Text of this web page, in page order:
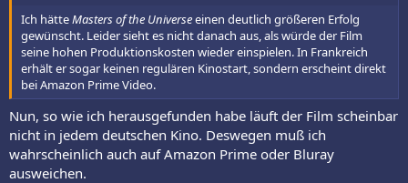
Ich hätteMasters of the Universeeinen deutlich größeren Erfolg
gewünscht. Leider sieht es nicht danach aus, als würde der Film
seine hohen Produktionskosten wieder einspielen. In Frankreich
erhält er sogar keinen regulären Kinostart, sondern erscheint direkt
bei Amazon Prime Video.
Nun, so wie ich herausgefunden habe läuft der Film scheinbar
nicht in jedem deutschen Kino. Deswegen muß ich
wahrscheinlich auch auf Amazon Prime oder Bluray
ausweichen.